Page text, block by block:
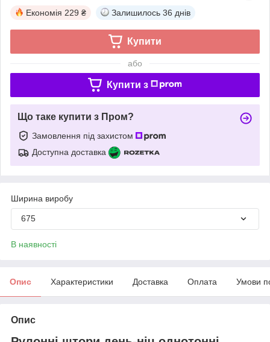
Економія 229 ₴ Залишилось 36 днів
Купити
або
Купити з
Що таке купити з Пром?
Замовлення під захистом
Доступна доставка
Ширина виробу
675
В наявності
Опис Характеристики Доставка Оплата Умови
Опис